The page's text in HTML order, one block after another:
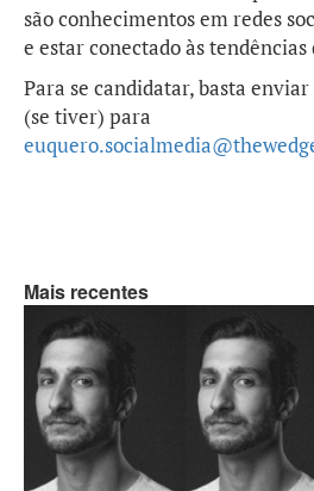
são conhecimentos em redes
e estar conectado às
Para se candidatar, basta
(se tiver) para
Mais recentes